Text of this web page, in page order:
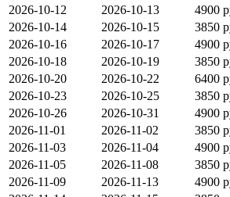
2026-10-12
2026-10-13
4900
2026-10-14
2026-10-15
3850
2026-10-16
2026-10-17
4900
2026-10-18
2026-10-19
3850
2026-10-20
2026-10-22
6400
2026-10-23
2026-10-25
3850
2026-10-26
2026-10-31
4900
2026-11-01
2026-11-02
3850
2026-11-03
2026-11-04
4900
2026-11-05
2026-11-08
3850
2026-11-09
2026-11-13
4900